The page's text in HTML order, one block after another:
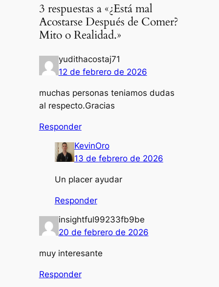
3 respuestas a «¿Está mal
Acostarse Después de Comer?
Mito o Realidad.»
yudithacostaj71
12 de febrero de 2026
muchas personas teniamos dudas
al respecto.Gracias
Responder
KevinOro
13 de febrero de 2026
Un placer ayudar
Responder
insightful99233fb9be
20 de febrero de 2026
muy interesante
Responder